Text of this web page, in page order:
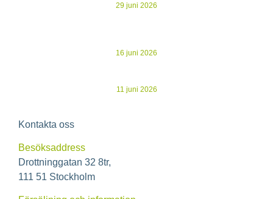
29 juni 2026
16 juni 2026
11 juni 2026
Kontakta oss
Besöksaddress
Drottninggatan 32 8tr,
111 51 Stockholm